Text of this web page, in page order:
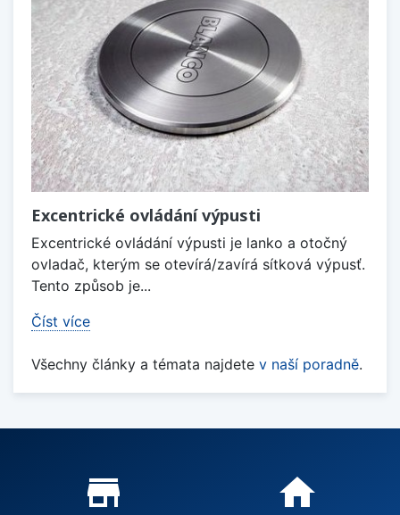
Excentrické ovládání výpusti
Excentrické ovládání výpusti je lanko a otočný
ovladač, kterým se otevírá/zavírá sítková výpusť.
Tento způsob je...
Číst více
Všechny články a témata najdete v naší poradně.
Proč nakupovat u nás?
store_mall_directory home